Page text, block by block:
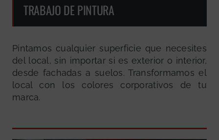
TRABAJO DE PINTURA
Pintamos cualquier superficie que necesites
del local, sin importar si es exterior o interior,
desde fachadas a suelos. Transformamos el
local con los colores corporativos de tu
marca.